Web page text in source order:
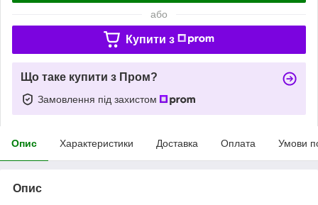
або
Купити з
Що таке купити з Пром?
Замовлення під захистом
Опис Характеристики Доставка Оплата Умови
Опис